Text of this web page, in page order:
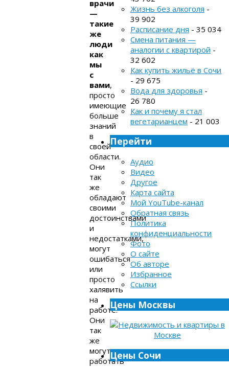
врачи
—
такие
же
люди
как
мы
с
вами,
просто
имеющие
больше
знаний
в
своей
области.
Они
так
же
обладают
своими
достоинствами
и
недостатками,
могут
ошибаться
или
просто
халявить
на
работе.
Они
так
же
могут
работать
Жизнь без алкоголя -
39 902
Расписание дня - 35 034
Смена питания —
аналогии с квартирой -
32 602
Как купить жильё в Сочи
- 29 675
Вода для здоровья -
26 780
Как и почему я стал
вегетарианцем - 21 003
Перейти
Аудио
Видео
Другое
Карта сайта
Мой YouTube-канал
Обратная связь
Политика
конфиденциальности
Фото
О сайте
Об авторе
Избранное
Ссылки
Цены Москвы
Цены Сочи